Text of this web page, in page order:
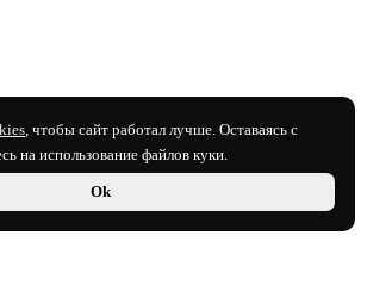
, чтобы сайт работал лучше. Оставаясь с
на использование файлов куки.
Ok